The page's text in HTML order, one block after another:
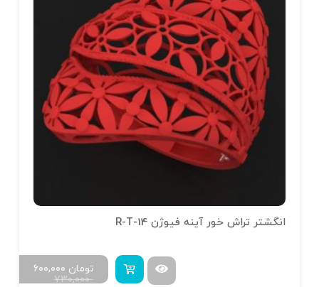
انگشتر تراش خور آینه فیوژن R-T-14
۷۳۰,۰۰۰
۶۰۰,۰۰۰ تومان